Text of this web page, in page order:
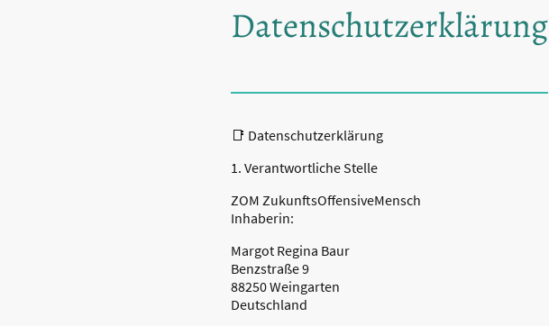
Datenschutzerklärung
📑 Datenschutzerklärung
1. Verantwortliche Stelle
ZOM ZukunftsOffensiveMensch
Inhaberin:
Margot Regina Baur
Benzstraße 9
88250 Weingarten
Deutschland